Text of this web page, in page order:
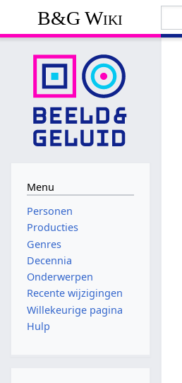
B&G Wiki
Menu
Personen
Producties
Genres
Decennia
Onderwerpen
Recente wijzigingen
Willekeurige pagina
Hulp